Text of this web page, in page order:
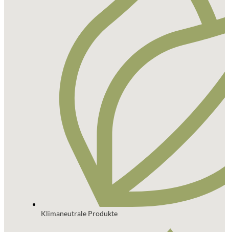
Klimaneutrale Produkte